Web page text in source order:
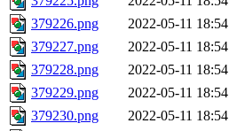
379226.png
2022-05-11 18:54
379227.png
2022-05-11 18:54
379228.png
2022-05-11 18:54
379229.png
2022-05-11 18:54
379230.png
2022-05-11 18:54